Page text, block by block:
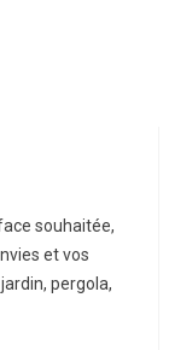
souhaitée,
etvos
pergola,